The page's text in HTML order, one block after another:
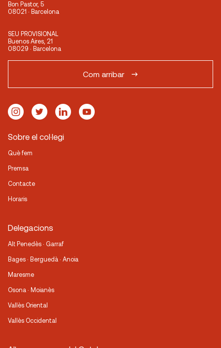
Bon Pastor, 5
08021 · Barcelona
SEU PROVISIONAL
Buenos Aires, 21
08029 · Barcelona
Com arribar
Sobre el col·legi
Què fem
Premsa
Contacte
Horaris
Delegacions
Alt Penedès · Garraf
Bages · Berguedà · Anoia
Maresme
Osona · Moianès
Vallès Oriental
Vallès Occidental